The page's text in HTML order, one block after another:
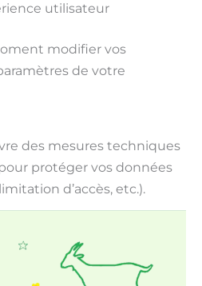
utilisateur
modifier vos
de votre
des mesures techniques
protéger vos données
d’accès, etc.).